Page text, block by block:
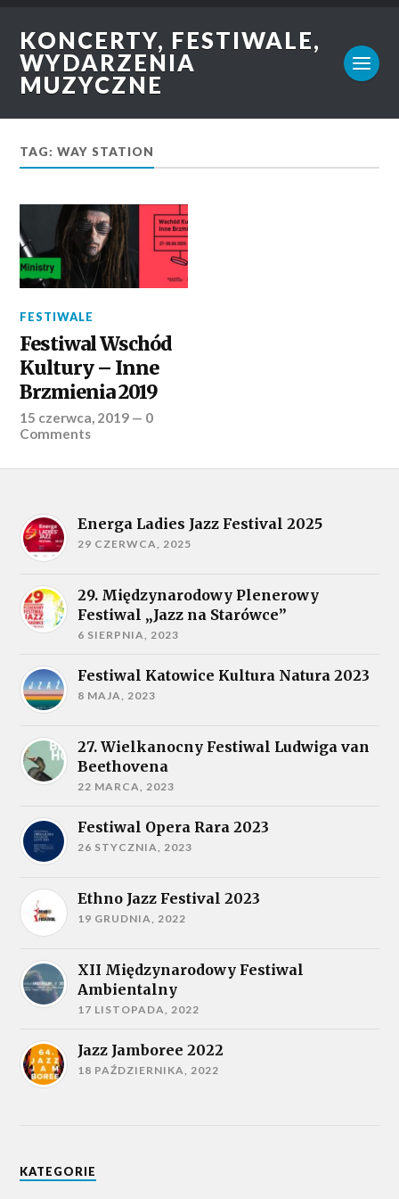
KONCERTY, FESTIWALE,
WYDARZENIA
MUZYCZNE
TAG: WAY STATION
FESTIWALE
Festiwal Wschód
Kultury – Inne
Brzmienia 2019
15 czerwca, 2019 — 0
Comments
Energa Ladies Jazz Festival 2025
29 CZERWCA, 2025
29. Międzynarodowy Plenerowy
Festiwal „Jazz na Starówce”
6 SIERPNIA, 2023
Festiwal Katowice Kultura Natura 2023
8 MAJA, 2023
27. Wielkanocny Festiwal Ludwiga van
Beethovena
22 MARCA, 2023
Festiwal Opera Rara 2023
26 STYCZNIA, 2023
Ethno Jazz Festival 2023
19 GRUDNIA, 2022
XII Międzynarodowy Festiwal
Ambientalny
17 LISTOPADA, 2022
Jazz Jamboree 2022
18 PAŹDZIERNIKA, 2022
KATEGORIE